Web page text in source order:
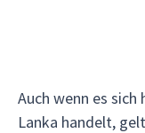
Auch wenn es sich
Lanka handelt,